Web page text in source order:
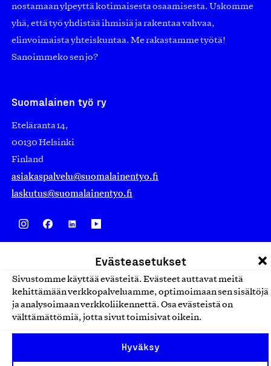
Evästeasetukset
Sivustomme käyttää evästeitä. Evästeet auttavat meitä
kehittämään verkkopalveluamme, optimoimaan sen sisältöjä
ja analysoimaan verkkoliikennettä. Osa evästeistä on
välttämättömiä, jotta sivut toimisivat oikein.
Hyväksy
nostamaan ylpeyttä kotimaisesta osaamisesta. Uskomme
yhä, että työ yhdistää ihmisiä ja rakentaa vahvaa,
elinvoimaista yhteiskuntaa. Me rakastamme työtä!
Sanoimmeko sen jo?
Suomalainen työ ry
Eteläranta 14,
00130 Helsinki
Finland
asiakaspalvelu@suomalainentyo.fi
laskutus@suomalainentyo.fi
Design From Finland